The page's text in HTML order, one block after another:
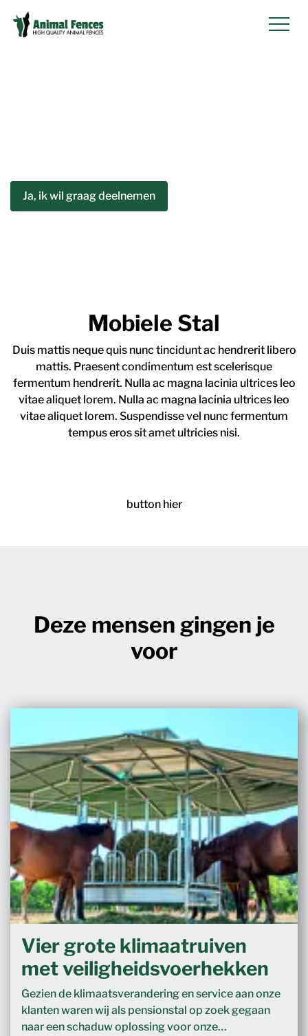
Ja, ik wil graag deelnemen
Mobiele Stal
Duis mattis neque quis nunc tincidunt ac hendrerit libero
mattis. Praesent condimentum est scelerisque
fermentum hendrerit. Nulla ac magna lacinia ultrices leo
vitae aliquet lorem. Nulla ac magna lacinia ultrices leo
vitae aliquet lorem. Suspendisse vel nunc fermentum
tempus eros sit amet ultricies nisi.
button hier
Deze mensen gingen je
voor
Vier grote klimaatruiven
met veiligheidsvoerhekken
Gezien de klimaatsverandering en service aan onze
klanten waren wij als pensionstal op zoek gegaan
naar een schaduw oplossing voor onze…